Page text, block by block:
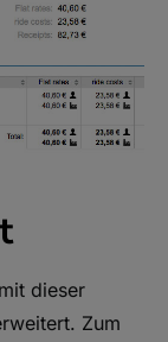
dieser
Zum